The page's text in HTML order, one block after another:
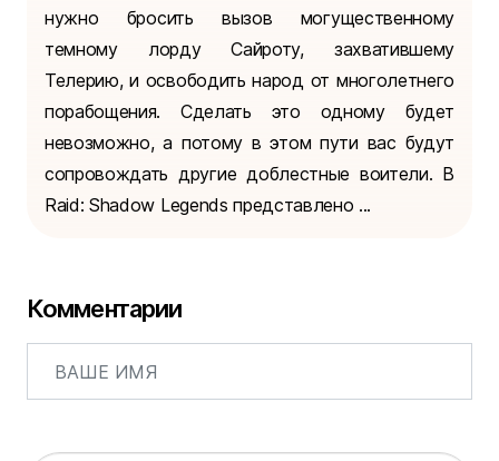
нужно бросить вызов могущественному
темному лорду Сайроту, захватившему
Телерию, и освободить народ от многолетнего
порабощения. Сделать это одному будет
невозможно, а потому в этом пути вас будут
сопровождать другие доблестные воители. В
Raid: Shadow Legends представлено ...
Комментарии